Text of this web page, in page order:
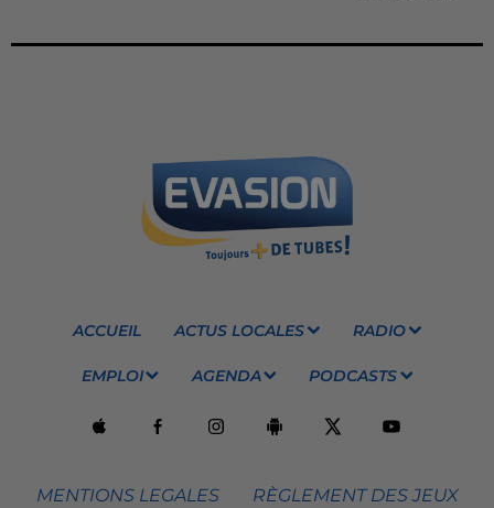
ACCUEIL ACTUS LOCALES RADIO
EMPLOI AGENDA PODCASTS
MENTIONS LEGALES RÈGLEMENT DES JEUX